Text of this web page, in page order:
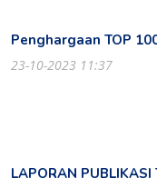
Penghargaan TOP
23-10-2023 11:37
LAPORAN